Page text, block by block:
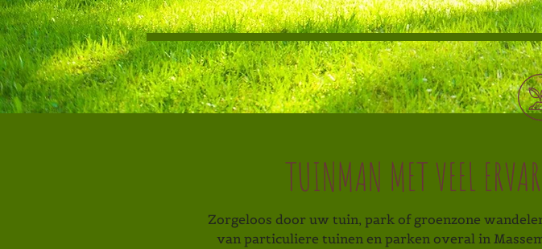
TUINMAN MET VEEL
Zorgeloos door uw tuin, park of groenzone
van particuliere tuinen en parken overal in